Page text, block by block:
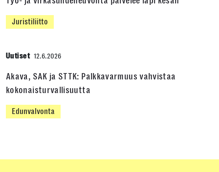
Juristiliitto
Uutiset 12.6.2026
Akava, SAK ja STTK: Palkkavarmuus vahvistaa
kokonaisturvallisuutta
Edunvalvonta